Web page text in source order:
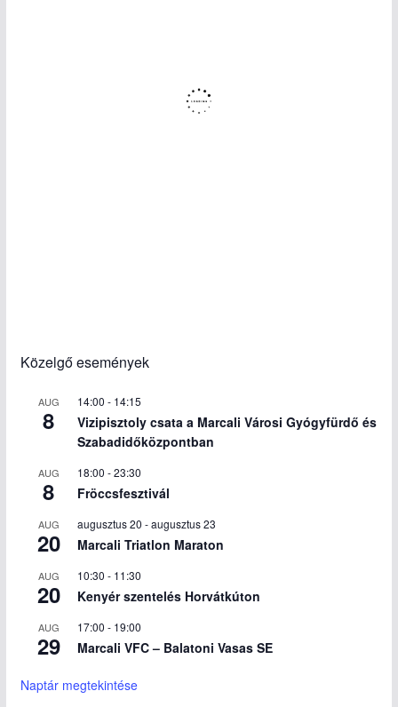
Közelgő események
AUG
8
14:00 - 14:15
Vizipisztoly csata a Marcali Városi Gyógyfürdő és
Szabadidőközpontban
AUG
8
18:00 -23:30
Fröccsfesztivál
AUG
20
augusztus 20 -augusztus 23
Marcali Triatlon Maraton
AUG
20
10:30 - 11:30
Kenyér szentelés Horvátkúton
AUG
29
17:00 - 19:00
Marcali VFC – Balatoni Vasas SE
Naptár megtekintése